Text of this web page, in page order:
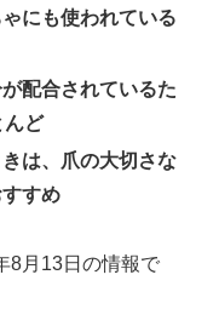
にも使われている
配合されているた
んど
は、爪の大切さな
すめ
8月13日の情報で